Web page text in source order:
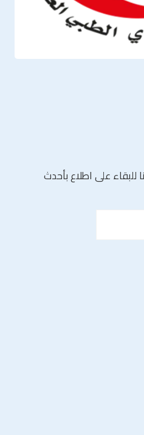
للبقاء على اطلاع بأحدث